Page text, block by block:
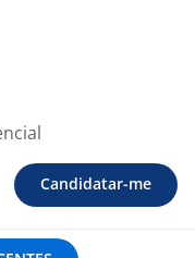
Candidatar-me